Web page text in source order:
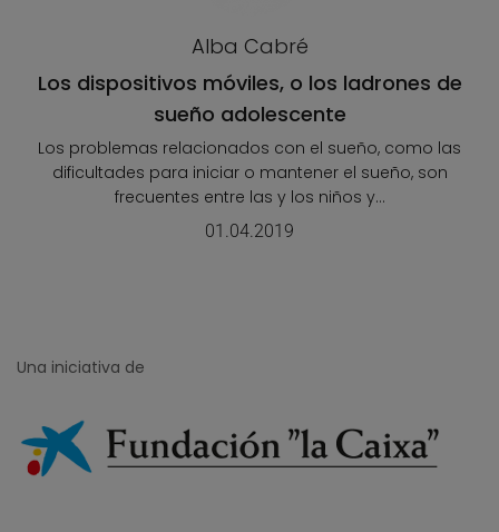
Alba Cabré
Los dispositivos móviles, o los ladrones de
sueño adolescente
Los problemas relacionados con el sueño, como las
dificultades para iniciar o mantener el sueño, son
frecuentes entre las y los niños y...
01.04.2019
Una iniciativa de